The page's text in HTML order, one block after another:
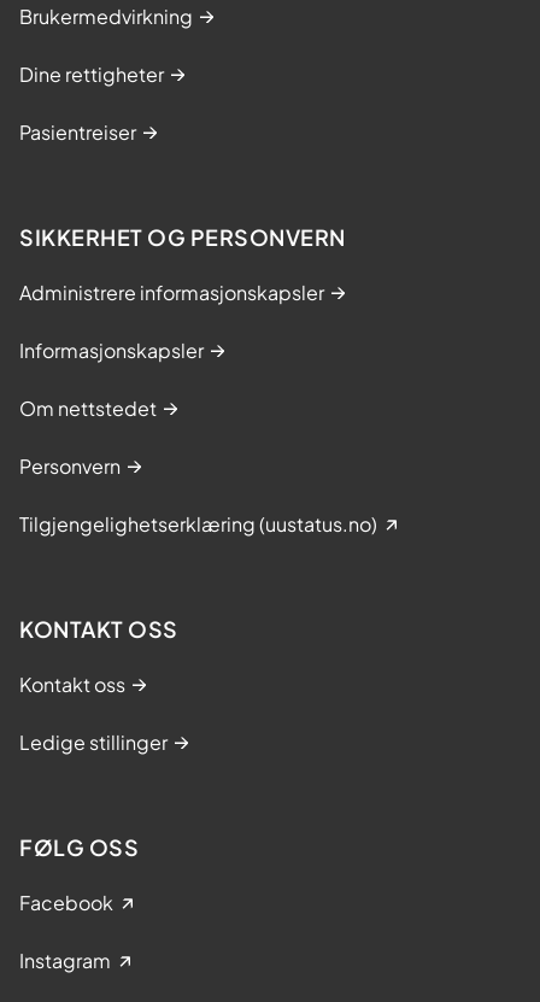
Brukermedvirkning
Dine rettigheter
Pasientreiser
SIKKERHET OG PERSONVERN
Administrere informasjonskapsler
Informasjonskapsler
Om nettstedet
Personvern
Tilgjengelighetserklæring (uustatus.no)
KONTAKT OSS
Kontakt oss
Ledige stillinger
FØLG OSS
Facebook
Instagram